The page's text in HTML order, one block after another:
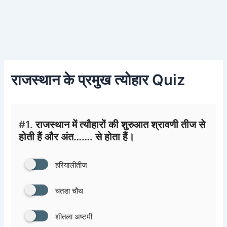
राजस्थान के प्रमुख त्योहार Quiz
#1. राजस्थान में त्यौहारों की शुरुआत श्रावणी तीज से
होती हैं और अंत……. से होता हैं।
हरियालीतीज
चतडा चौथ
शीतला अष्टमी